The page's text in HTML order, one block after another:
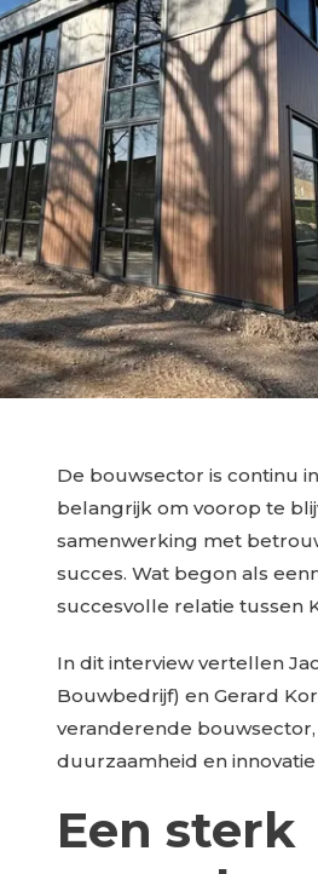
De bouwsector is continu
belangrijk om voorop te
samenwerking met
succes. Wat begon als
succesvolle relatie tussen
In dit interview vertellen
Bouwbedrijf) en Gerard
veranderende
duurzaamheid en
Een sterk